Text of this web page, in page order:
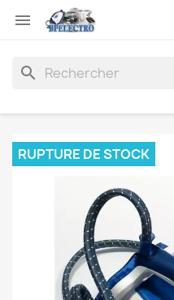

search
RUPTURE DE STOCK